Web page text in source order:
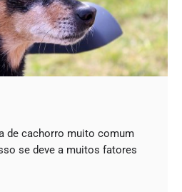
de cachorro muito comum
se deve a muitos fatores